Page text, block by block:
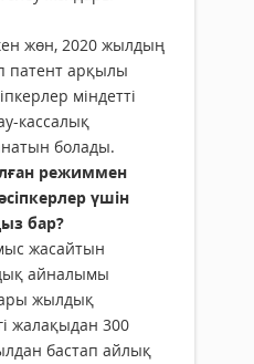
жөн, 2020 жылдың
патент арқылы
міндетті
кассалық
болады.
режиммен
үшін
бар?
жасайтын
айналымы
жылдық
жалақыдан 300
бастап айлық